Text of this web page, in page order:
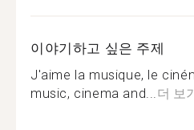
이야기하고 싶은 주제
J'aime la musique, le
music, cinema and...더 보